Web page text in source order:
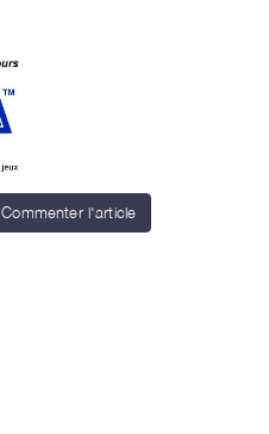
Commenter l'article